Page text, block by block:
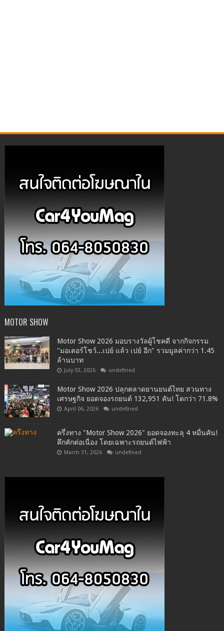
MOTOR SHOW
Motor Show 2026 มอบรางวัลผู้โชคดี จากกิจกรรม
"มอเตอร์โชว์...เปย์ แล้ว เปย์ อีก" รวมมูลค่ากว่า 1.45
ล้านบาท
July 03, 2026 undefined
Motor Show 2026 ปลุกตลาดยานยนต์ไทย สวนทาง
เศรษฐกิจ ยอดจองรถยนต์ 132,951 คัน! โตกว่า 71.8%
April 06, 2026 undefined
ครึ่งทาง "Motor Show 2026" ยอดจองทะลุ 4 หมื่นคัน!
คึกคักต่อเนื่อง โดยเฉพาะรถยนต์ไฟฟ้า
March 31, 2026 undefined